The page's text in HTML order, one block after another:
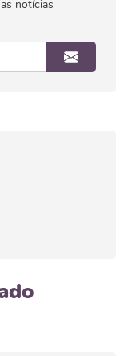
notícias